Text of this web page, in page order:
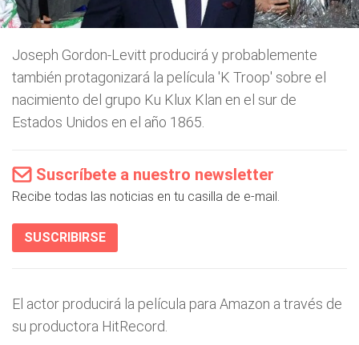
Joseph Gordon-Levitt producirá y probablemente
también protagonizará la película 'K Troop' sobre el
nacimiento del grupo Ku Klux Klan en el sur de
Estados Unidos en el año 1865.
Suscríbete a nuestro newsletter
Recibe todas las noticias en tu casilla de e-mail.
SUSCRIBIRSE
El actor producirá la película para Amazon a través de
su productora HitRecord.